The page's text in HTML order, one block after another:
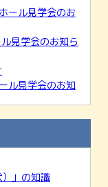
ール見学会のお
見学会のお知ら
ル見学会のお知
ール見学会のご
会のお知らせ
）」の知識